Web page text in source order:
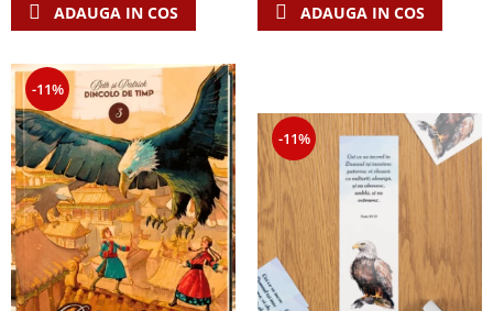
ADAUGA IN COS ADAUGA IN COS
-11%
-11%